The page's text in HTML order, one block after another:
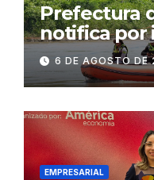
Prefectura
notifica por
contractual
exige
Gonzalo
Daule
6 DE AGOSTO DE
EMPRESARIAL